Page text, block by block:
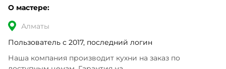
О мастере:
Алматы
Пользователь с 2017, последний логин
Наша компания производит кухни на заказ по